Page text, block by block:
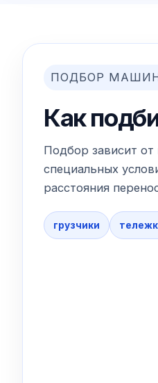
ПОДБОР
Как
Подбор зависит от
специальных
расстояния
грузчики